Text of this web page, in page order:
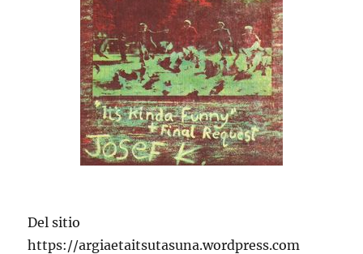
Del sitio
https://argiaetaitsutasuna.wordpress.com